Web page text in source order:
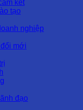
kết
tạo
nghiệp
mới
đạo